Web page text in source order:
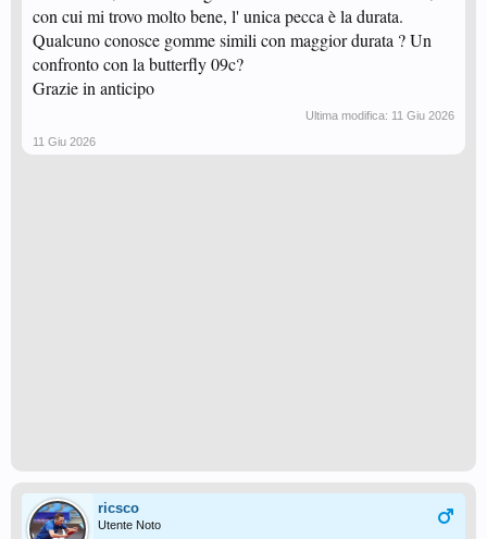
con cui mi trovo molto bene, l' unica pecca è la durata.
Qualcuno conosce gomme simili con maggior durata ? Un
confronto con la butterfly 09c?
Grazie in anticipo
Ultima modifica: 11 Giu 2026
11 Giu 2026
ricsco
Utente Noto